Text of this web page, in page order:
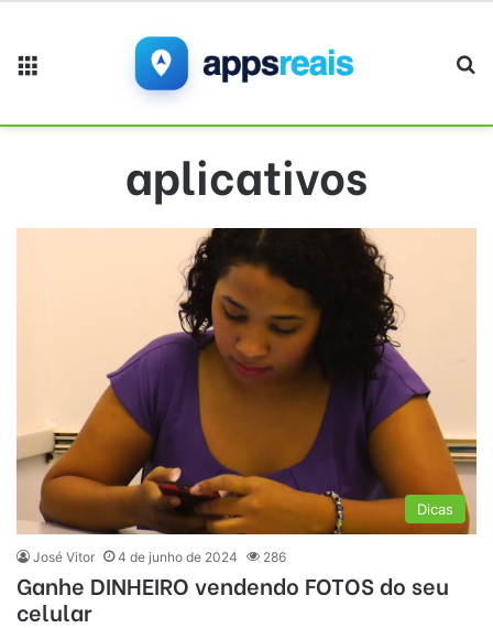
aplicativos
Dicas
José Vitor 4 de junho de 2024 286
Ganhe DINHEIRO vendendo FOTOS do seu
celular